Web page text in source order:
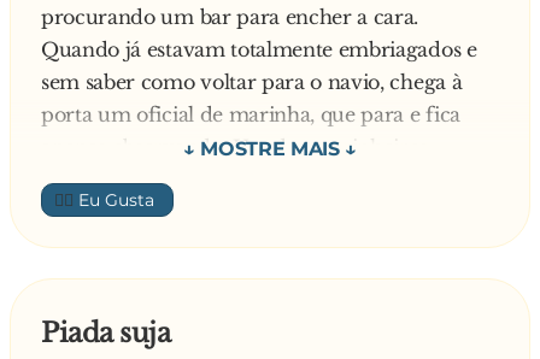
Durante duas semanas ele a visitava à noite
trazendo comida, água e transava com ela.
Comida, água e crau. Até que um dia o capitão
fez uma inspeção nos botes e descobriu a loira.
Ela, sem saída, lhe contou a verdade:
— Olha, eu estou aqui, seguindo para a Europa,
porque um marinheiro me trouxe. Todas as
agradecimento eu dou para ele. E vai ser assim
procurando um bar para encher a cara.
Quando já estavam totalmente embriagados e
sem saber como voltar para o navio, chega à
porta um oficial de marinha, que para e fica
apenas observando. Um dos marinheiros
voltando para a porta e vendo aquele homem
ali parado, pergunta:
- O senhor sabe onde estamos?
O oficial da marinha por sua vez responde com
- E vocês sabem quem sou eu?
👍🏼
Piada suja